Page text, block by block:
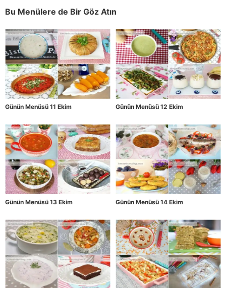
Bu Menülere de Bir Göz Atın
Günün Menüsü 11 Ekim Günün Menüsü 12 Ekim
Günün Menüsü 13 Ekim Günün Menüsü 14 Ekim